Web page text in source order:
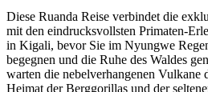
Diese Ruanda Reise verbindet die
mit den eindrucksvollsten Primaten-
in Kigali, bevor Sie im Nyungwe
begegnen und die Ruhe des Waldes
warten die nebelverhangenen Vulkane
Heimat der Berggorillas und der